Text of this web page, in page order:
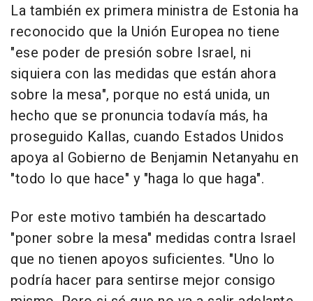
La también ex primera ministra de Estonia ha
reconocido que la Unión Europea no tiene
"ese poder de presión sobre Israel, ni
siquiera con las medidas que están ahora
sobre la mesa", porque no está unida, un
hecho que se pronuncia todavía más, ha
proseguido Kallas, cuando Estados Unidos
apoya al Gobierno de Benjamin Netanyahu en
"todo lo que hace" y "haga lo que haga".
Por este motivo también ha descartado
"poner sobre la mesa" medidas contra Israel
que no tienen apoyos suficientes. "Uno lo
podría hacer para sentirse mejor consigo